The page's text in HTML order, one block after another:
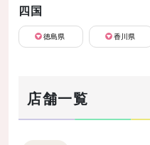
四国
徳島県 香川県
店舗一覧